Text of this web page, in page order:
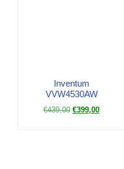
Inventum
VVW4530AW
€439,00 €399,00